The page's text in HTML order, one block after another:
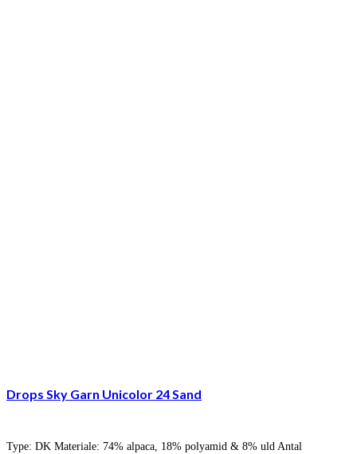
Drops Sky Garn Unicolor 24 Sand
Type: DK Materiale: 74% alpaca, 18% polyamid & 8% uld Antal